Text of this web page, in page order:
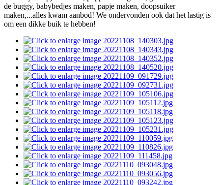
de buggy, babybedjes maken, papje maken, doopsuiker
maken,...alles kwam aanbod! We ondervonden ook dat het lastig is
om een dikke buik te hebben!